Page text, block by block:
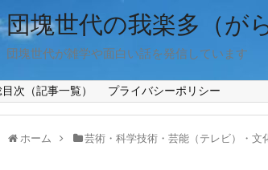
団塊世代の我楽多（が
団塊世代が雑学や面白い話を発信しています
次（記事一覧） プライバシーポリシー
ホーム 芸術・科学技術・芸能（テレビ）・文